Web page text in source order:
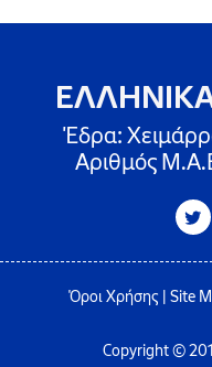
Έδρα:
Αριθμός
Όροι Χρήσης Site
Copyright ©